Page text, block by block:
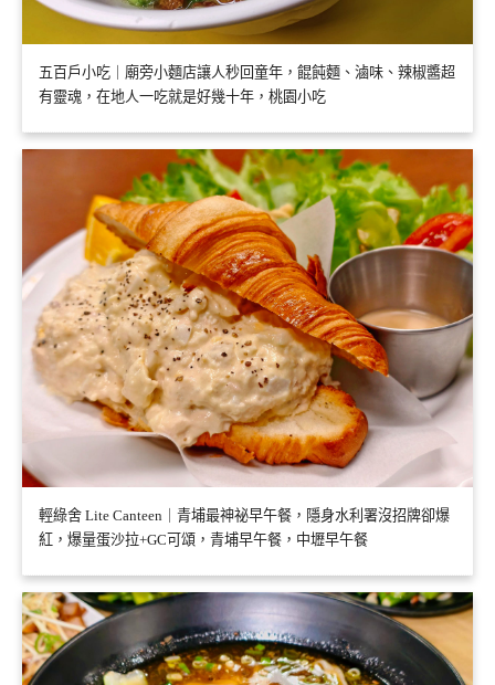
五百戶小吃｜廟旁小麵店讓人秒回童年，餛飩麵、滷味、辣椒醬超
有靈魂，在地人一吃就是好幾十年，桃園小吃
輕綠舍 Lite Canteen｜青埔最神祕早午餐，隱身水利署沒招牌卻爆
紅，爆量蛋沙拉+GC可頌，青埔早午餐，中壢早午餐